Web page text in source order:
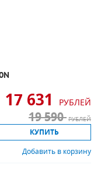
17 631 РУБЛЕЙ
19 590 РУБЛЕЙ
КУПИТЬ
Добавить в корзину